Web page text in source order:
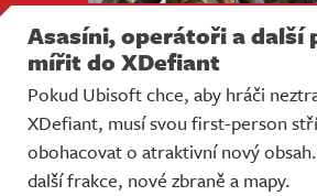
Asasíni, operátoři a další
mířit do XDefiant
Pokud Ubisoft chce, aby hráči
XDefiant, musí svou first-person
obohacovat o atraktivní nový
další frakce, nové zbraně a mapy.